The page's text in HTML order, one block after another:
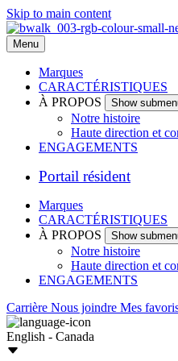
Skip to main content
Menu
Marques
CARACTÉRISTIQUES
À PROPOS
Show
Notre histoire
Haute direction et
ENGAGEMENTS
Portail résident
Marques
CARACTÉRISTIQUES
À PROPOS
Show
Notre histoire
Haute direction et
ENGAGEMENTS
Carrière Nous joindre Mes
English - Canada